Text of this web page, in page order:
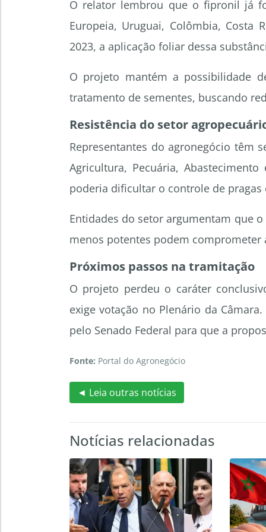
O relator lembrou que o fipronil já
Europeia, Uruguai, Colômbia, Costa
2023, a aplicação foliar dessa
O projeto mantém a possibilidade
tratamento de sementes, buscando
Resistência do setor
Representantes do agronegócio têm
Agricultura, Pecuária,
poderia dificultar o controle de
Entidades do setor argumentam que
menos potentes podem
Próximos passos na tramitação
O projeto perdeu o caráter
exige votação no Plenário da
pelo Senado Federal para que a
Fonte: Portal do Agronegócio
◄ Leia outras notícias
Notícias relacionadas